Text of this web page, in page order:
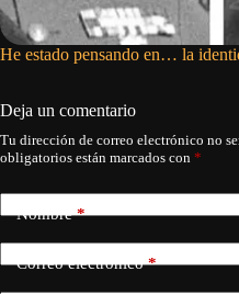
He estado pensando en… la
Deja un comentario
Tu dirección de correo electrónico no
obligatorios están marcados con *
Nombre*
Correo electrónico*